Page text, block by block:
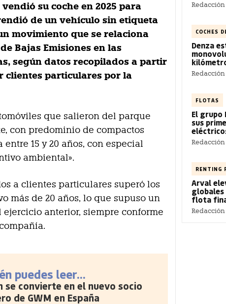
su coche en 2025 para
de un vehículo sin etiqueta
movimiento que se relaciona
Bajas Emisiones en las
según datos recopilados a partir
clientes particulares por la
que salieron del parque
con predominio de compactos
15 y 20 años, con especial
ambiental».
a clientes particulares superó los
más de 20 años, lo que supuso un
ejercicio anterior, siempre conforme
puedes leer...
se convierte en el nuevo socio
de GWM en España
Redacción
COCHES
Denza
Redacción
FLOTAS
El grupo
sus
Redacción
RENTING
Arval
globales
flota
Redacción